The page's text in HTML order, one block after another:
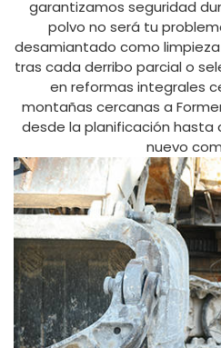
garantizamos seguridad
polvo no será tu
desamiantado como
tras cada derribo parcial o
en reformas integrales
montañas cercanas a
desde la planificación
nuevo